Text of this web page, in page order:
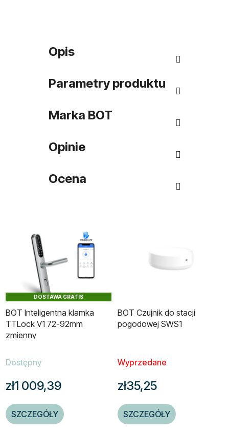
Opis
Parametry produktu
Marka BOT
Opinie
Ocena
DOSTAWA GRATIS
BOT Inteligentna klamka
TTLock V1 72-92mm
zmienny
Dostępny
zł1 009,39
SZCZEGÓŁY
BOT Czujnik do stacji
pogodowej SWS1
Wyprzedane
zł35,25
SZCZEGÓŁY